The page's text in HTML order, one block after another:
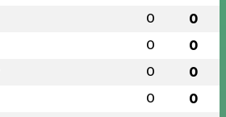
0 0
0 0
0 0
0 0